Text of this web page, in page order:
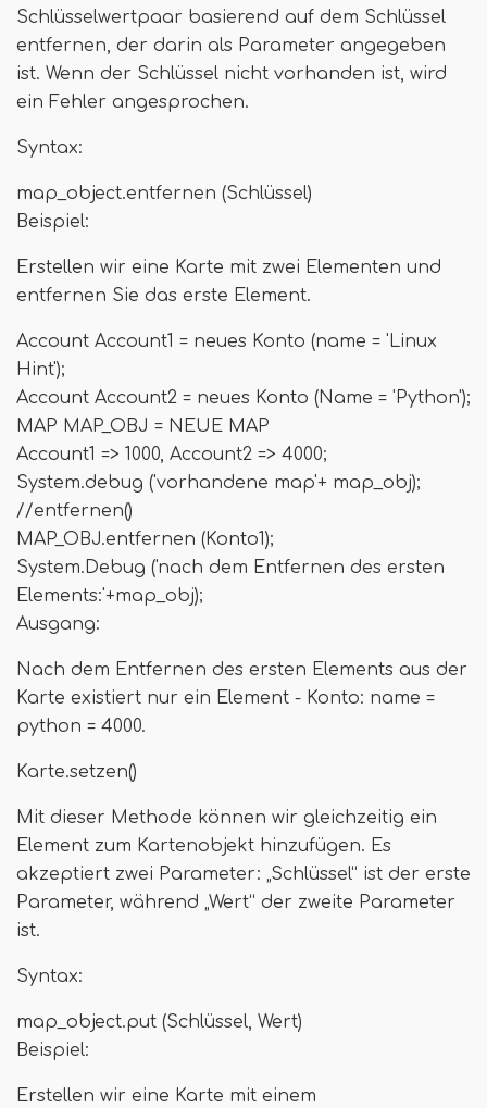
Schlüsselwertpaar basierend auf dem Schlüssel
entfernen, der darin als Parameter angegeben
ist. Wenn der Schlüssel nicht vorhanden ist, wird
ein Fehler angesprochen.
Syntax:
map_object.entfernen (Schlüssel)
Beispiel:
Erstellen wir eine Karte mit zwei Elementen und
entfernen Sie das erste Element.
Account Account1 = neues Konto (name = 'Linux
Hint');
Account Account2 = neues Konto (Name = 'Python');
MAP MAP_OBJ = NEUE MAP
Account1 => 1000, Account2 => 4000;
System.debug ('vorhandene map'+ map_obj);
//entfernen()
MAP_OBJ.entfernen (Konto1);
System.Debug ('nach dem Entfernen des ersten
Elements:'+map_obj);
Ausgang:
Nach dem Entfernen des ersten Elements aus der
Karte existiert nur ein Element - Konto: name =
python = 4000.
Karte.setzen()
Mit dieser Methode können wir gleichzeitig ein
Element zum Kartenobjekt hinzufügen. Es
akzeptiert zwei Parameter: „Schlüssel“ ist der erste
Parameter, während „Wert“ der zweite Parameter
ist.
Syntax:
map_object.put (Schlüssel, Wert)
Beispiel:
Erstellen wir eine Karte mit einem